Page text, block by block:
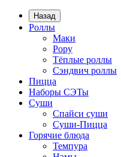
Назад
Роллы
Маки
Рору
Тёплые роллы
Сэндвич роллы
Пицца
Наборы СЭТы
Суши
Спайси суши
Суши-Пицца
Горячие блюда
Темпура